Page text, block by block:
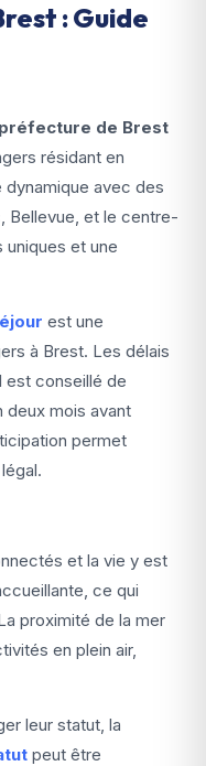
: Guide
de Brest
résidant en
dynamique avec des
Bellevue, et le centre-
et une
est une
à Brest. Les délais
est conseillé de
mois avant
permet
et la vie y est
ce qui
proximité de la mer
en plein air,
leur statut, la
peut être